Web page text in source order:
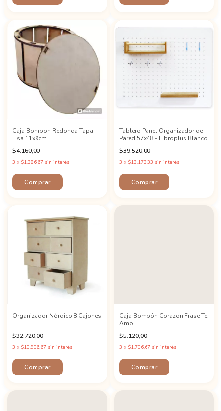
Caja Bombon Redonda Tapa
Lisa 11x9cm
$4.160,00
3 x $1.386,67 sin interés
Tablero Panel Organizador de
Pared 57x48 - Fibroplus Blanco
$39.520,00
3 x $13.173,33 sin interés
Organizador Nórdico 8 Cajones
$32.720,00
3 x $10.906,67 sin interés
Caja Bombón Corazon Frase Te
Amo
$5.120,00
3 x $1.706,67 sin interés